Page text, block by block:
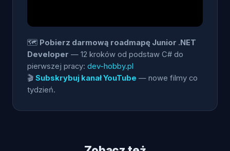
🗺️ Pobierz darmową roadmapę Junior .NET
Developer — 12 kroków od podstaw C# do
pierwszej pracy: dev-hobby.pl
🎬 Subskrybuj kanał YouTube — nowe filmy co
tydzień.